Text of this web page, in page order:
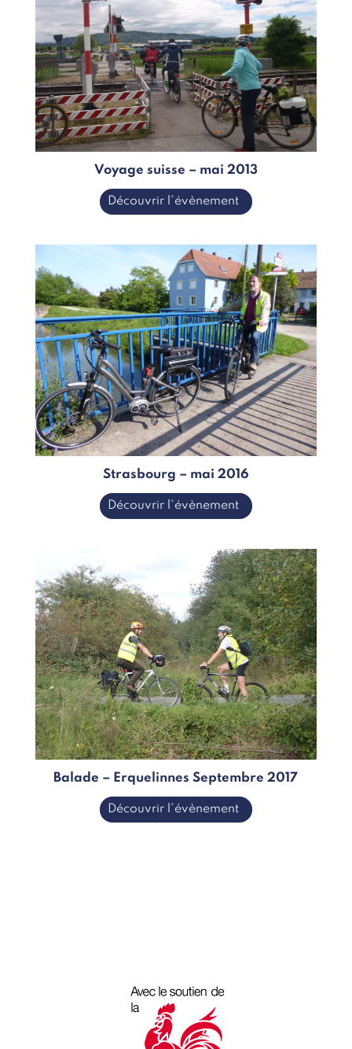
Voyage suisse – mai 2013
Découvrir l'évènement
Strasbourg – mai 2016
Découvrir l'évènement
Balade – Erquelinnes Septembre 2017
Découvrir l'évènement